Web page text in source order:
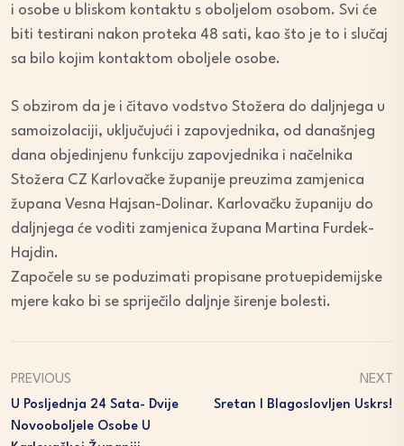
i osobe u bliskom kontaktu s oboljelom osobom. Svi će
biti testirani nakon proteka 48 sati, kao što je to i slučaj
sa bilo kojim kontaktom oboljele osobe.
S obzirom da je i čitavo vodstvo Stožera do daljnjega u
samoizolaciji, uključujući i zapovjednika, od današnjeg
dana objedinjenu funkciju zapovjednika i načelnika
Stožera CZ Karlovačke županije preuzima zamjenica
župana Vesna Hajsan-Dolinar. Karlovačku županiju do
daljnjega će voditi zamjenica župana Martina Furdek-
Hajdin.
Započele su se poduzimati propisane protuepidemijske
mjere kako bi se spriječilo daljnje širenje bolesti.
PREVIOUS
U Posljednja 24 Sata- Dvije
Novooboljele Osobe U
NEXT
Sretan I Blagoslovljen Uskrs!